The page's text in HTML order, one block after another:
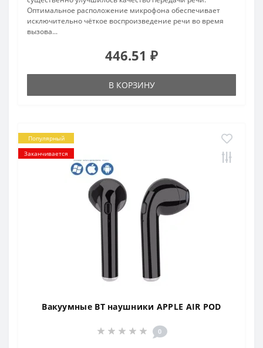
Оптимальное расположение микрофона обеспечивает
исключительно чёткое воспроизведение речи во время
вызова...
446.51 ₽
В КОРЗИНУ
Популярный
Заканчивается
Вакуумные BT наушники APPLE AIR POD
0